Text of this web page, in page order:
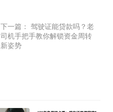
下一篇： 驾驶证能贷款吗？老
司机手把手教你解锁资金周转
新姿势